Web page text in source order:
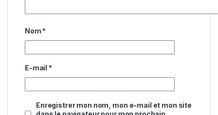
Nom *
E-mail *
Enregistrer mon nom, mon e-mail et mon site